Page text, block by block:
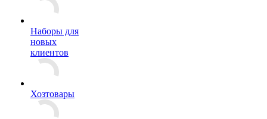
Наборы для
новых
клиентов
Хозтовары